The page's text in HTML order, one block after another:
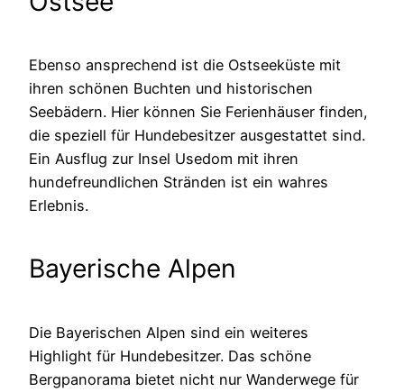
Ebenso ansprechend ist die Ostseeküste mit
ihren schönen Buchten und historischen
Seebädern. Hier können Sie Ferienhäuser finden,
die speziell für Hundebesitzer ausgestattet sind.
Ein Ausflug zur Insel Usedom mit ihren
hundefreundlichen Stränden ist ein wahres
Erlebnis.
Bayerische Alpen
Die Bayerischen Alpen sind ein weiteres
Highlight für Hundebesitzer. Das schöne
Bergpanorama bietet nicht nur Wanderwege für